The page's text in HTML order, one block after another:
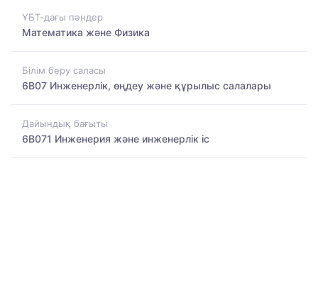
ҰБТ-дағы пәндер
Математика және Физика
Білім беру саласы
6B07 Инженерлік, өңдеу және құрылыс салалары
Дайындық бағыты
6B071 Инженерия және инженерлік іс